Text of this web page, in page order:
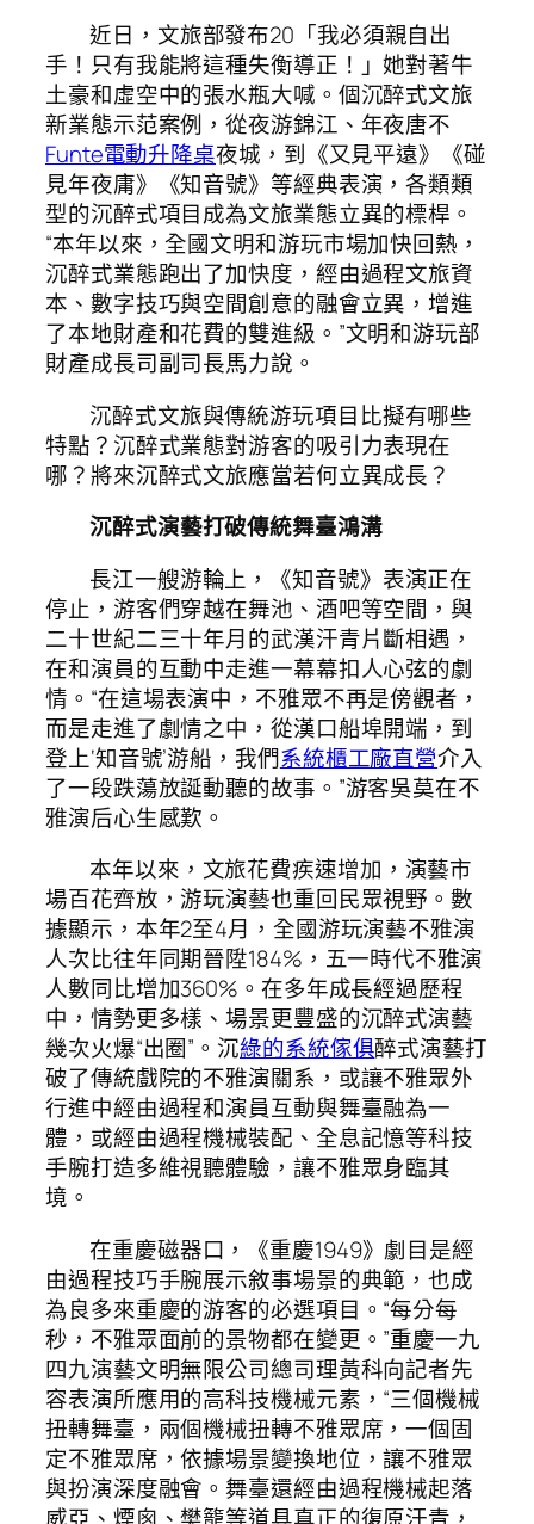
近日，文旅部發布20「我必須親自出
手！只有我能將這種失衡導正！」她對著牛
土豪和虛空中的張水瓶大喊。個沉醉式文旅
新業態示范案例，從夜游錦江、年夜唐不
Funte電動升降桌夜城，到《又見平遠》《碰
見年夜庸》《知音號》等經典表演，各類類
型的沉醉式項目成為文旅業態立異的標桿。
“本年以來，全國文明和游玩市場加快回熱，
沉醉式業態跑出了加快度，經由過程文旅資
本、數字技巧與空間創意的融會立異，增進
了本地財產和花費的雙進級。”文明和游玩部
財產成長司副司長馬力說。
沉醉式文旅與傳統游玩項目比擬有哪些
特點？沉醉式業態對游客的吸引力表現在
哪？將來沉醉式文旅應當若何立異成長？
沉醉式演藝打破傳統舞臺鴻溝
長江一艘游輪上，《知音號》表演正在
停止，游客們穿越在舞池、酒吧等空間，與
二十世紀二三十年月的武漢汗青片斷相遇，
在和演員的互動中走進一幕幕扣人心弦的劇
情。“在這場表演中，不雅眾不再是傍觀者，
而是走進了劇情之中，從漢口船埠開端，到
登上‘知音號’游船，我們系統櫃工廠直營介入
了一段跌蕩放誕動聽的故事。”游客吳莫在不
雅演后心生感歎。
本年以來，文旅花費疾速增加，演藝市
場百花齊放，游玩演藝也重回民眾視野。數
據顯示，本年2至4月，全國游玩演藝不雅演
人次比往年同期晉陞184%，五一時代不雅演
人數同比增加360%。在多年成長經過歷程
中，情勢更多樣、場景更豐盛的沉醉式演藝
幾次火爆“出圈”。沉綠的系統傢俱醉式演藝打
破了傳統戲院的不雅演關系，或讓不雅眾外
行進中經由過程和演員互動與舞臺融為一
體，或經由過程機械裝配、全息記憶等科技
手腕打造多維視聽體驗，讓不雅眾身臨其
境。
在重慶磁器口，《重慶1949》劇目是經
由過程技巧手腕展示敘事場景的典範，也成
為良多來重慶的游客的必選項目。“每分每
秒，不雅眾面前的景物都在變更。”重慶一九
四九演藝文明無限公司總司理黃科向記者先
容表演所應用的高科技機械元素，“三個機械
扭轉舞臺，兩個機械扭轉不雅眾席，一個固
定不雅眾席，依據場景變換地位，讓不雅眾
與扮演深度融會。舞臺還經由過程機械起落